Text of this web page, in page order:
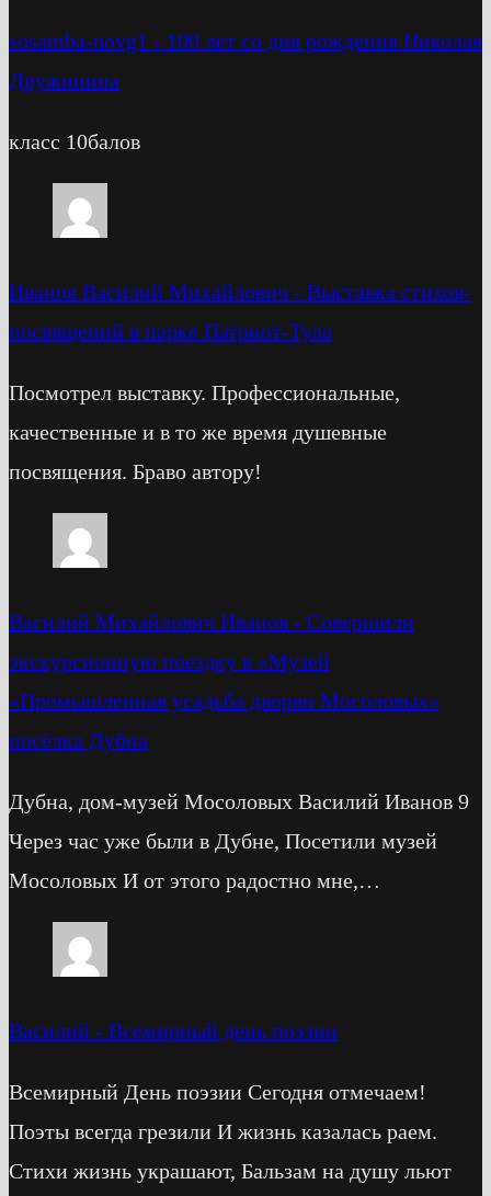
sosamba-novg1 - 100 лет со дня рождения Николая
Дружинина
класс 10балов
Иванов Василий Михайлович - Выставка стихов-
посвящений в парке Патриот-Тула
Посмотрел выставку. Профессиональные,
качественные и в то же время душевные
посвящения. Браво автору!
Василий Михайлович Иванов - Cовершили
экскурсионную поездку в «Музей
«Промышленная усадьба дворян Мосоловых»
посёлка Дубна
Дубна, дом-музей Мосоловых Василий Иванов 9
Через час уже были в Дубне, Посетили музей
Мосоловых И от этого радостно мне,…
Василий - Всемирный день поэзии
Всемирный День поэзии Сегодня отмечаем!
Поэты всегда грезили И жизнь казалась раем.
Стихи жизнь украшают, Бальзам на душу льют